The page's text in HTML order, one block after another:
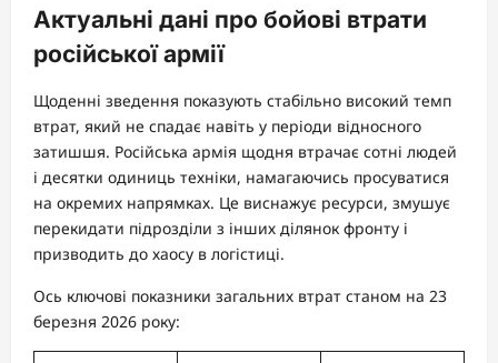
Актуальні дані про бойові втрати
російської армії
Щоденні зведення показують стабільно високий темп
втрат, який не спадає навіть у періоди відносного
затишшя. Російська армія щодня втрачає сотні людей
і десятки одиниць техніки, намагаючись просуватися
на окремих напрямках. Це виснажує ресурси, змушує
перекидати підрозділи з інших ділянок фронту і
призводить до хаосу в логістиці.
Ось ключові показники загальних втрат станом на 23
березня 2026 року: